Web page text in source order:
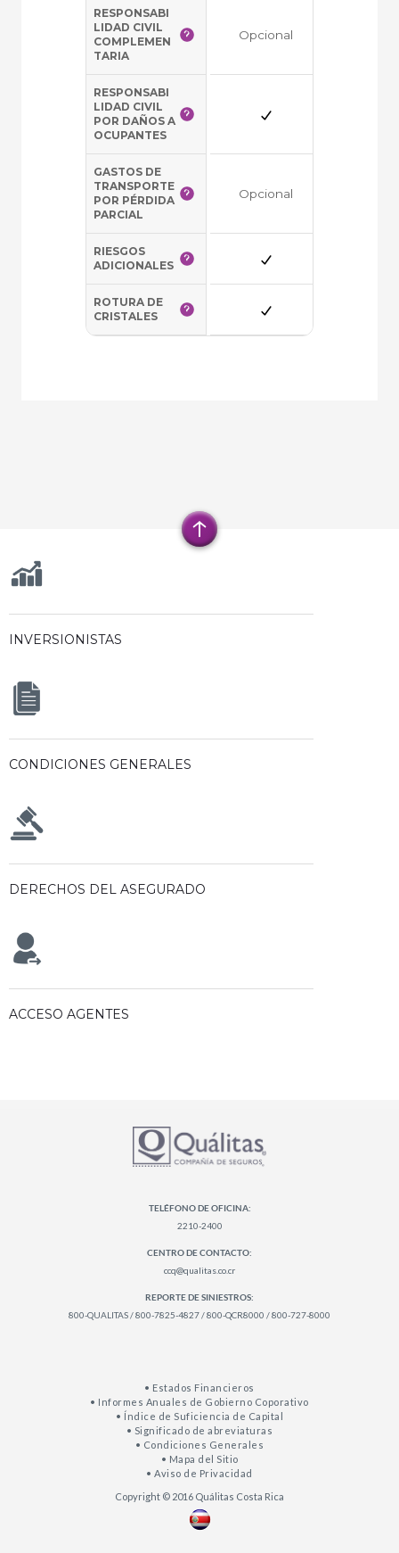
RESPONSABI
LIDAD CIVIL
COMPLEMEN
TARIA
Opcional
RESPONSABI
LIDAD CIVIL
POR DAÑOS A
OCUPANTES
GASTOS DE
TRANSPORTE
POR PÉRDIDA
PARCIAL
Opcional
RIESGOS
ADICIONALES
ROTURA DE
CRISTALES
INVERSIONISTAS
CONDICIONES GENERALES
DERECHOS DEL ASEGURADO
ACCESO AGENTES
TELÉFONO DE OFICINA:
2210-2400
CENTRO DE CONTACTO:
ccq@qualitas.co.cr
REPORTE DE SINIESTROS:
800-QUALITAS / 800-7825-4827 / 800-QCR8000 / 800-727-8000
• Estados Financieros
• Informes Anuales de Gobierno Coporativo
• Índice de Suficiencia de Capital
• Significado de abreviaturas
• Condiciones Generales
• Mapa del Sitio
• Aviso de Privacidad
Copyright © 2016 Quálitas Costa Rica